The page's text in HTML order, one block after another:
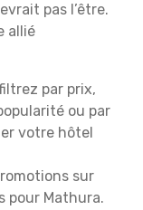
pas l’être.
allié
par prix,
ou par
votre hôtel
sur
pour Mathura.